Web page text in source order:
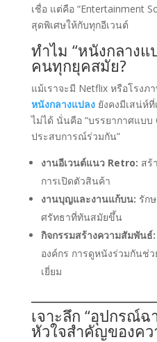
เชื่อ แต่คือ “Entertainment
สุดพิเศษให้กับทุกอีเวนต์
ทำไม “หนังกลางแ
คนทุกยุคสมัย?
แม้เราจะมี Netflix หรือโรงภ
หนังกลางแปลง ยังคงมีเสน่ห์
ไม่ได้ นั่นคือ “บรรยากาศแบบ
ประสบการณ์ร่วมกัน”
งานอีเวนต์แนว Retro: สร้
การเปิดตัวสินค้า
งานบุญและงานแก้บน: รัก
ศรัทธาที่ทันสมัยขึ้น
กิจกรรมสร้างความสัมพันธ์:
องค์กร การดูหนังร่วมกันช่
เยี่ยม
เจาะลึก “อุปกรณ์ฉ
หัวใจสำคัญของค